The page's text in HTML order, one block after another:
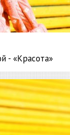
- «Красота»